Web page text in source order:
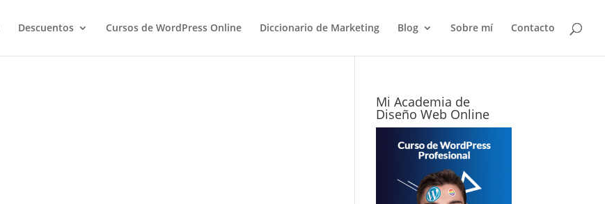
Descuentos Cursos de WordPress Online Diccionario de Marketing Blog Sobre mí Contacto
Mi Academia de
Diseño Web Online